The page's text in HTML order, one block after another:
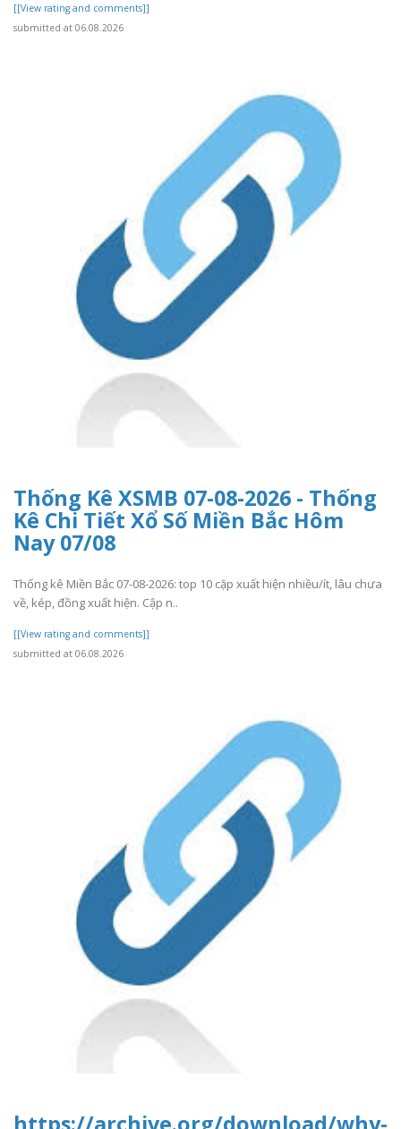
[[View rating and comments]]
submitted at 06.08.2026
Thống Kê XSMB 07-08-2026 - Thống
Kê Chi Tiết Xổ Số Miền Bắc Hôm
Nay 07/08
Thống kê Miền Bắc 07-08-2026: top 10 cặp xuất hiện nhiều/ít, lâu chưa
về, kép, đồng xuất hiện. Cập n..
[[View rating and comments]]
submitted at 06.08.2026